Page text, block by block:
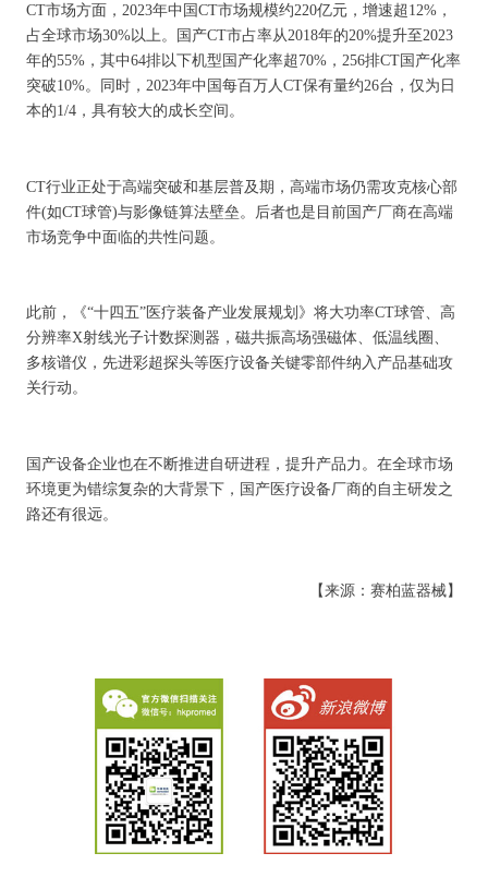
CT市场方面，2023年中国CT市场规模约220亿元，增速超12%，
占全球市场30%以上。国产CT市占率从2018年的20%提升至2023
年的55%，其中64排以下机型国产化率超70%，256排CT国产化率
突破10%。同时，2023年中国每百万人CT保有量约26台，仅为日
本的1/4，具有较大的成长空间。
CT行业正处于高端突破和基层普及期，高端市场仍需攻克核心部
件(如CT球管)与影像链算法壁垒。后者也是目前国产厂商在高端
市场竞争中面临的共性问题。
此前，《“十四五”医疗装备产业发展规划》将大功率CT球管、高
分辨率X射线光子计数探测器，磁共振高场强磁体、低温线圈、
多核谱仪，先进彩超探头等医疗设备关键零部件纳入产品基础攻
关行动。
国产设备企业也在不断推进自研进程，提升产品力。在全球市场
环境更为错综复杂的大背景下，国产医疗设备厂商的自主研发之
路还有很远。
【来源：赛柏蓝器械】